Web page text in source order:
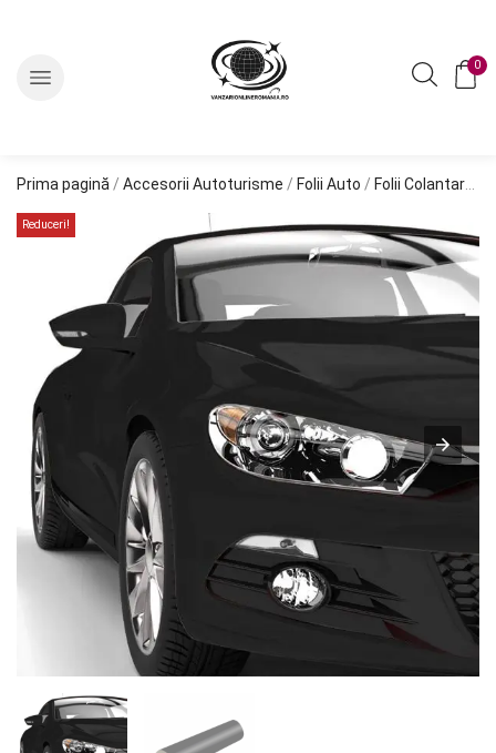
0
Prima pagină / Accesorii Autoturisme / Folii Auto / Folii Colantare
Reduceri!